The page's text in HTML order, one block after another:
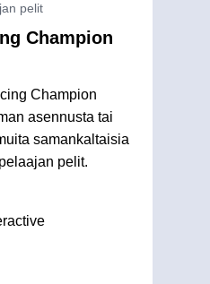
pelit
Champion
Champion
asennusta tai
samankaltaisia
pelit.